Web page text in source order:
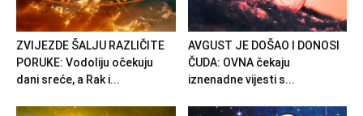
ZVIJEZDE ŠALJU RAZLIČITE
PORUKE: Vodoliju očekuju
dani sreće, a Rak i...
AVGUST JE DOŠAO I DONOSI
ČUDA: OVNA čekaju
iznenadne vijesti s...